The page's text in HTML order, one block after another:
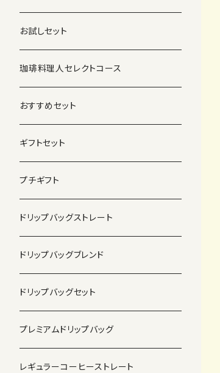
お試しセット
珈琲料理人セレクトコース
おすすめセット
ギフトセット
プチギフト
ドリップバッグストレート
ドリップバッグブレンド
ドリップバッグセット
プレミアムドリップバッグ
レギュラーコーヒーストレート